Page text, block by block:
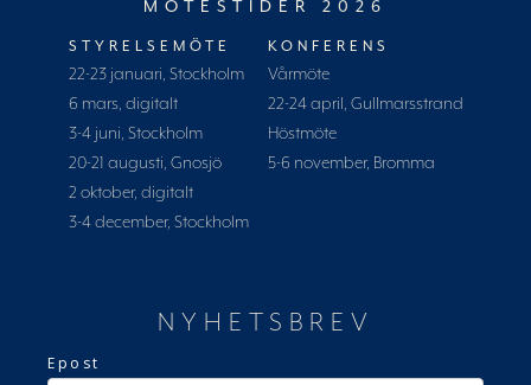
MÖTESTIDER 2026
STYRELSEMÖTE
22-23 januari, Stockholm
6 mars, digitalt
3-4 juni, Stockholm
20-21 augusti, Gnosjö
2 oktober, digitalt
3-4 december, Stockholm
KONFERENS
Vårmöte
22-24 april, Gullmarsstrand
Höstmöte
5-6 november, Bromma
NYHETSBREV
Epost